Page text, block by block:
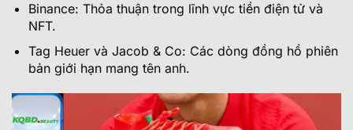
Binance: Thỏa thuận trong lĩnh vực tiền điện tử và
NFT.
Tag Heuer và Jacob & Co: Các dòng đồng hồ phiên
bản giới hạn mang tên anh.